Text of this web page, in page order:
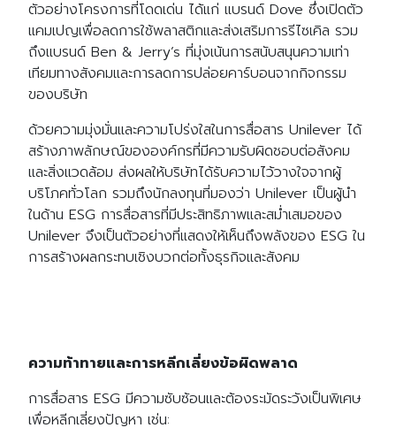
Search
for: Search
ตัวอย่างโครงการที่โดดเด่น ได้แก่ แบรนด์ Dove ซึ่งเปิดตัว
แคมเปญเพื่อลดการใช้พลาสติกและส่งเสริมการรีไซเคิล รวม
ถึงแบรนด์ Ben & Jerry’s ที่มุ่งเน้นการสนับสนุนความเท่า
เทียมทางสังคมและการลดการปล่อยคาร์บอนจากกิจกรรม
ของบริษัท
ด้วยความมุ่งมั่นและความโปร่งใสในการสื่อสาร Unilever ได้
สร้างภาพลักษณ์ขององค์กรที่มีความรับผิดชอบต่อสังคม
และสิ่งแวดล้อม ส่งผลให้บริษัทได้รับความไว้วางใจจากผู้
บริโภคทั่วโลก รวมถึงนักลงทุนที่มองว่า Unilever เป็นผู้นำ
ในด้าน ESG การสื่อสารที่มีประสิทธิภาพและสม่ำเสมอของ
Unilever จึงเป็นตัวอย่างที่แสดงให้เห็นถึงพลังของ ESG ใน
การสร้างผลกระทบเชิงบวกต่อทั้งธุรกิจและสังคม
ความท้าทายและการหลีกเลี่ยงข้อผิดพลาด
การสื่อสาร ESG มีความซับซ้อนและต้องระมัดระวังเป็นพิเศษ
เพื่อหลีกเลี่ยงปัญหา เช่น: